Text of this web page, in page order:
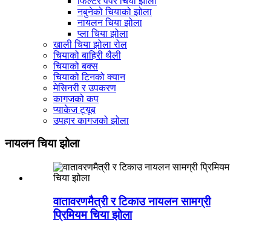
नबुनेको चियाको झोला
नायलन चिया झोला
प्ला चिया झोला
खाली चिया झोला रोल
चियाको बाहिरी थैली
चियाको बक्स
चियाको टिनको क्यान
मेसिनरी र उपकरण
कागजको कप
प्याकेज ट्यूब
उपहार कागजको झोला
नायलन चिया झोला
वातावरणमैत्री र टिकाउ नायलन सामग्री
प्रिमियम चिया झोला